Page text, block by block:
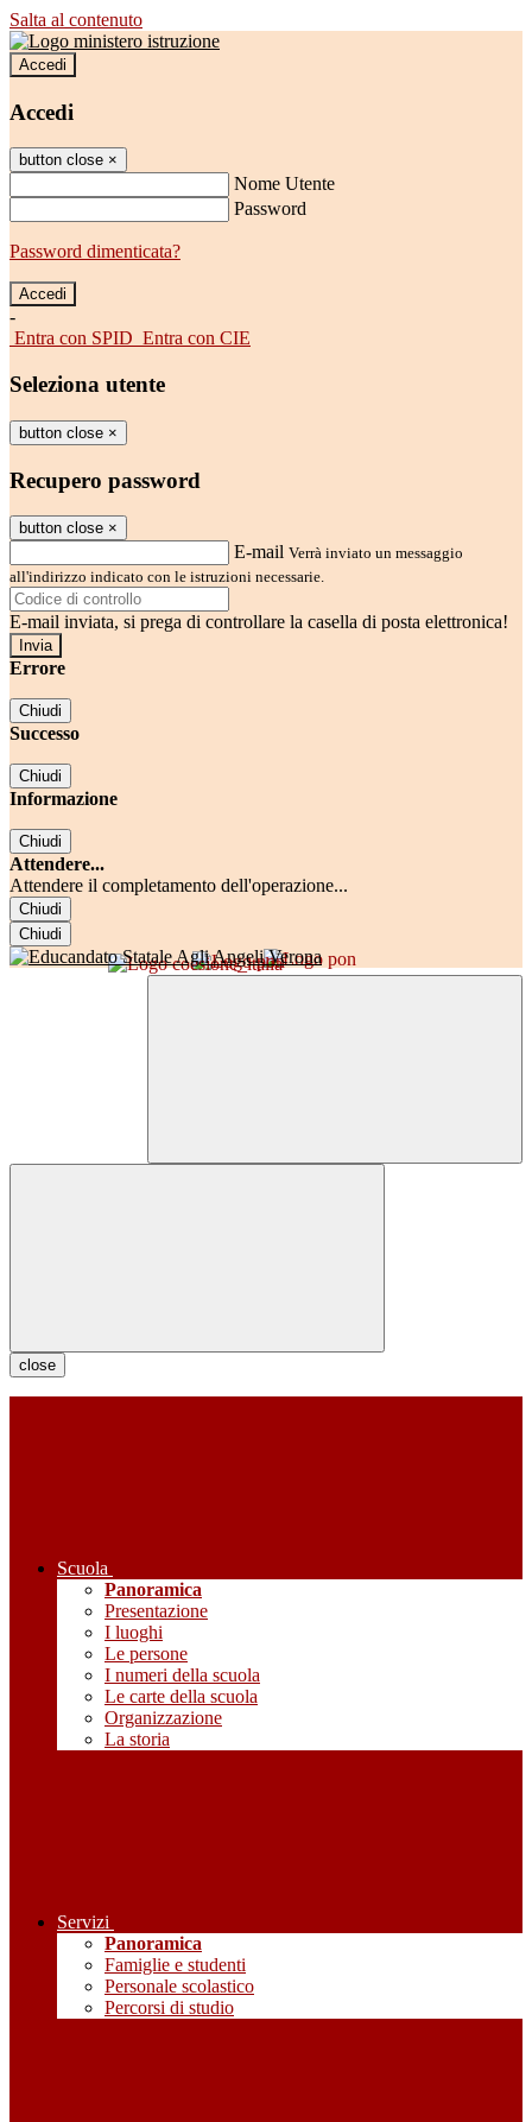
Salta al contenuto
Accedi
Accedi
button close ×
Nome Utente
Password
Password dimenticata?
-
Entra con SPID Entra con CIE
Seleziona utente
button close ×
Recupero password
button close ×
E-mail Verrà inviato un messaggio
all'indirizzo indicato con le istruzioni necessarie.
E-mail inviata, si prega di controllare la casella di posta elettronica!
Errore
Chiudi
Successo
Chiudi
Informazione
Chiudi
Attendere...
Attendere il completamento dell'operazione...
Chiudi
Chiudi
close
Scuola
Panoramica
Presentazione
I luoghi
Le persone
I numeri della scuola
Le carte della scuola
Organizzazione
La storia
Servizi
Panoramica
Famiglie e studenti
Personale scolastico
Percorsi di studio